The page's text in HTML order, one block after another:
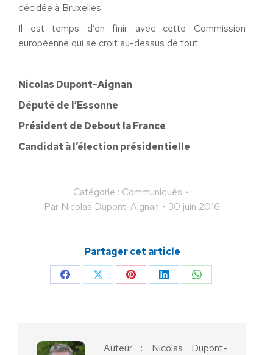
décidée à Bruxelles.
Il est temps d’en finir avec cette Commission
européenne qui se croit au-dessus de tout.
Nicolas Dupont-Aignan
Député de l’Essonne
Président de Debout la France
Candidat à l’élection présidentielle
Catégorie : Communiqués
Par Nicolas Dupont-Aignan 30 juin 2016
Partager cet article
PartagerPartagerPartagerPartagerPartager
Auteur : Nicolas Dupont-